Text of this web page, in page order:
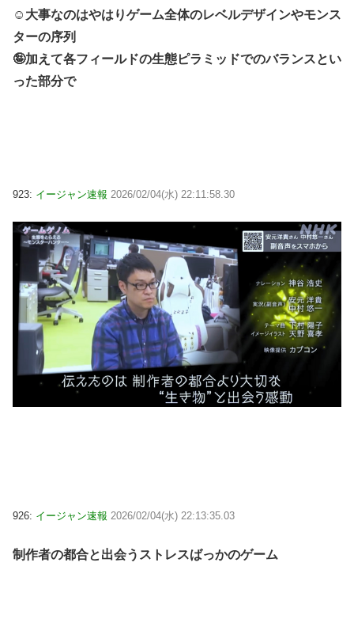
☺大事なのはやはりゲーム全体のレベルデザインやモンス
ターの序列
🤪加えて各フィールドの生態ピラミッドでのバランスとい
った部分で
923: イージャン速報 2026/02/04(水) 22:11:58.30
926: イージャン速報 2026/02/04(水) 22:13:35.03
制作者の都合と出会うストレスばっかのゲーム